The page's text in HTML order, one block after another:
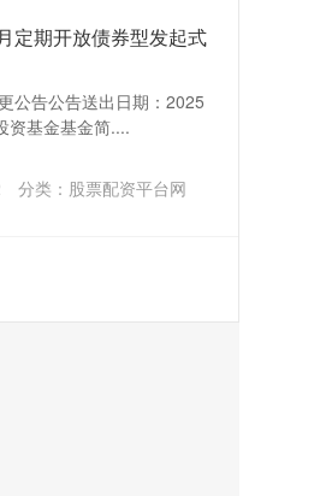
定期开放债券型发起式
公告公告送出日期：2025
资基金基金简....
分类： 股票配资平台网